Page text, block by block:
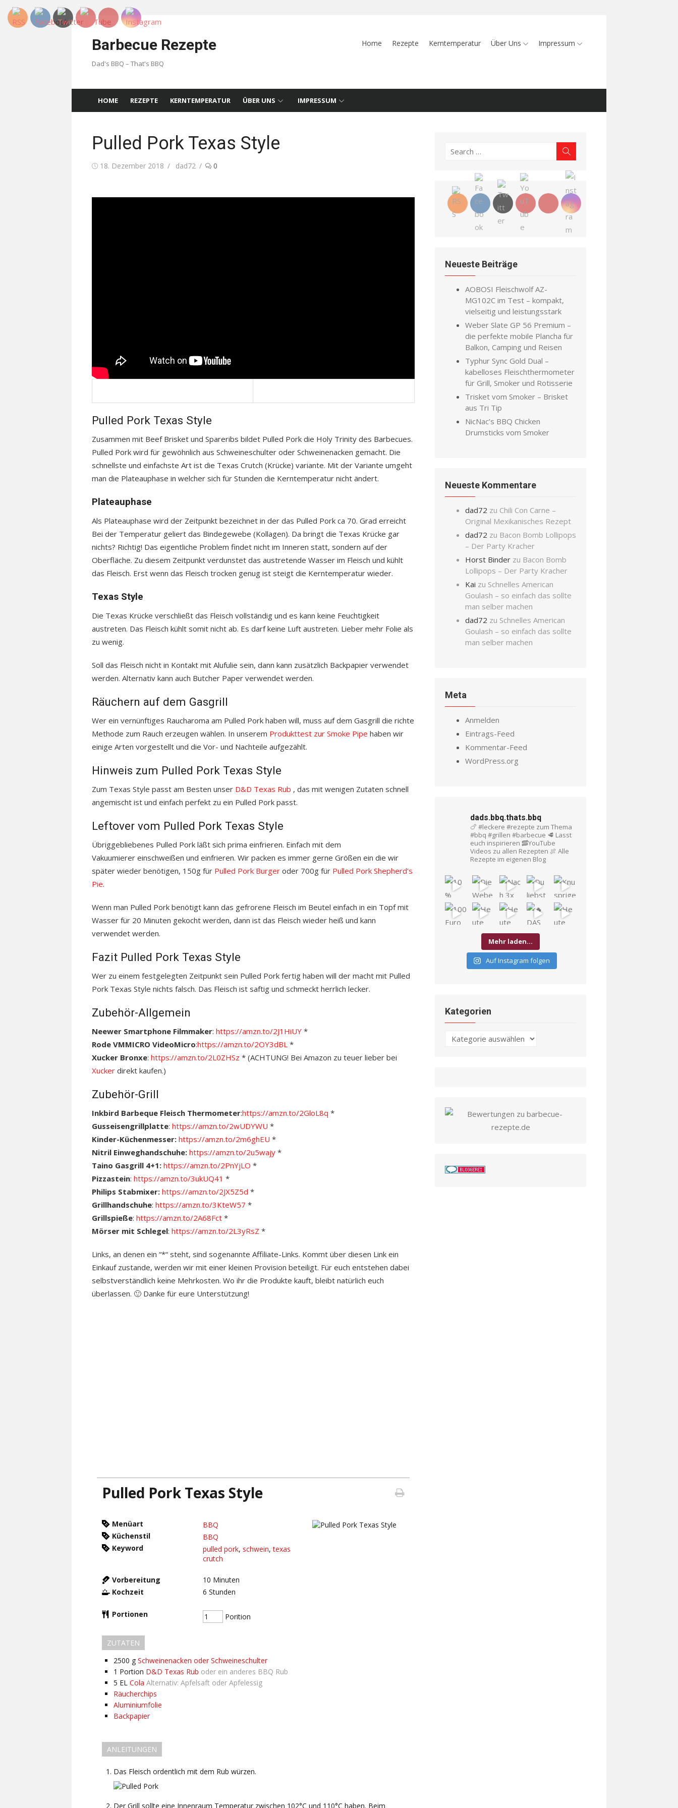
Skip
Barbecue Rezepte
Dad's BBQ – That's BBQ
Home Rezepte Kerntemperatur Über Uns Impressum
HOME REZEPTE KERNTEMPERATUR ÜBER UNS IMPRESSUM
Pulled Pork Texas Style
Posted
18. Dezember 2018 Author
dad72 0
Pulled Pork Texas Style
Zusammen mit Beef Brisket und Spareribs bildet Pulled Pork die Holy Trinity des Barbecues.
Pulled Pork wird für gewöhnlich aus Schweineschulter oder Schweinenacken gemacht. Die
schnellste und einfachste Art ist die Texas Crutch (Krücke) variante. Mit der Variante umgeht
man die Plateauphase in welcher sich für Stunden die Kerntemperatur nicht ändert.
Plateauphase
Als Plateauphase wird der Zeitpunkt bezeichnet in der das Pulled Pork ca 70. Grad erreicht
Bei der Temperatur geliert das Bindegewebe (Kollagen). Da bringt die Texas Krücke gar
nichts? Richtig! Das eigentliche Problem findet nicht im Inneren statt, sondern auf der
Oberfläche. Zu diesem Zeitpunkt verdunstet das austretende Wasser im Fleisch und kühlt
das Fleisch. Erst wenn das Fleisch trocken genug ist steigt die Kerntemperatur wieder.
Texas Style
Die Texas Krücke verschließt das Fleisch vollständig und es kann keine Feuchtigkeit
austreten. Das Fleisch kühlt somit nicht ab. Es darf keine Luft austreten. Lieber mehr Folie als
zu wenig.
Soll das Fleisch nicht in Kontakt mit Alufulie sein, dann kann zusätzlich Backpapier verwendet
werden. Alternativ kann auch Butcher Paper verwendet werden.
Räuchern auf dem Gasgrill
Wer ein vernünftiges Raucharoma am Pulled Pork haben will, muss auf dem Gasgrill die richte
Methode zum Rauch erzeugen wählen. In unserem Produkttest zur Smoke Pipe haben wir
einige Arten vorgestellt und die Vor- und Nachteile aufgezählt.
Hinweis zum Pulled Pork Texas Style
Zum Texas Style passt am Besten unser D&D Texas Rub , das mit wenigen Zutaten schnell
angemischt ist und einfach perfekt zu ein Pulled Pork passt.
Leftover vom Pulled Pork Texas Style
Übriggebliebenes Pulled Pork läßt sich prima einfrieren. Einfach mit dem
Vakuumierer einschweißen und einfrieren. Wir packen es immer gerne Größen ein die wir
später wieder benötigen, 150g für Pulled Pork Burger oder 700g für Pulled Pork Shepherd’s
Pie.
Wenn man Pulled Pork benötigt kann das gefrorene Fleisch im Beutel einfach in ein Topf mit
Wasser für 20 Minuten gekocht werden, dann ist das Fleisch wieder heiß und kann
verwendet werden.
Fazit Pulled Pork Texas Style
Wer zu einem festgelegten Zeitpunkt sein Pulled Pork fertig haben will der macht mit Pulled
Pork Texas Style nichts falsch. Das Fleisch ist saftig und schmeckt herrlich lecker.
Zubehör-Allgemein
Neewer Smartphone Filmmaker: https://amzn.to/2J1HiUY *
Rode VMMICRO VideoMicro:https://amzn.to/2OY3dBL *
Xucker Bronxe: https://amzn.to/2L0ZHSz * (ACHTUNG! Bei Amazon zu teuer lieber bei
Xucker direkt kaufen.)
Zubehör-Grill
Inkbird Barbeque Fleisch Thermometer:https://amzn.to/2GloL8q *
Gusseisengrillplatte: https://amzn.to/2wUDYWU *
Kinder-Küchenmesser: https://amzn.to/2m6ghEU *
Nitril Einweghandschuhe: https://amzn.to/2u5wajy *
Taino Gasgrill 4+1: https://amzn.to/2PnYjLO *
Pizzastein: https://amzn.to/3ukUQ41 *
Philips Stabmixer: https://amzn.to/2JX5Z5d *
Grillhandschuhe: https://amzn.to/3KteW57 *
Grillspieße: https://amzn.to/2A68Fct *
Mörser mit Schlegel: https://amzn.to/2L3yRsZ *
Links, an denen ein “*“ steht, sind sogenannte Affiliate-Links. Kommt über diesen Link ein
Einkauf zustande, werden wir mit einer kleinen Provision beteiligt. Für euch entstehen dabei
selbstverständlich keine Mehrkosten. Wo ihr die Produkte kauft, bleibt natürlich euch
überlassen. 🙂 Danke für eure Unterstützung!
Pulled Pork Texas Style
Menüart
BBQ
Küchenstil
BBQ
Keyword
pulled pork, schwein,texas
crutch
Vorbereitung 10 Minuten
Kochzeit
6 Stunden
Portionen Porition
ZUTATEN
2500 g Schweinenacken oder Schweineschulter
1 Portion D&D Texas Rub oder ein anderes BBQ Rub
5 EL Cola Alternativ: Apfelsaft oder Apfelessig
Räucherchips
Aluminiumfolie
Backpapier
ANLEITUNGEN
Das Fleisch ordentlich mit dem Rub würzen.
Der Grill sollte eine Innenraum Temperatur zwischen 102°C und 110°C haben. Beim
Search
Neueste Beiträge
AOBOSI Fleischwolf AZ-
MG102C im Test – kompakt,
vielseitig und leistungsstark
Weber Slate GP 56 Premium –
die perfekte mobile Plancha für
Balkon, Camping und Reisen
Typhur Sync Gold Dual –
kabelloses Fleischthermometer
für Grill, Smoker und Rotisserie
Trisket vom Smoker – Brisket
aus Tri Tip
NicNac’s BBQ Chicken
Drumsticks vom Smoker
Neueste Kommentare
dad72 zu Chili Con Carne –
Original Mexikanisches Rezept
dad72 zu Bacon Bomb Lollipops
– Der Party Kracher
Horst Binder zu Bacon Bomb
Lollipops – Der Party Kracher
Kai zu Schnelles American
Goulash – so einfach das sollte
man selber machen
dad72 zu Schnelles American
Goulash – so einfach das sollte
man selber machen
Meta
Anmelden
Eintrags-Feed
Kommentar-Feed
WordPress.org
dads.bbq.thats.bbq
🍗 #leckere #rezepte zum Thema
#bbq #grillen #barbecue 🥩 Lasst
euch inspirieren 🥓YouTube
Videos zu allen Rezepten 🍖 Alle
Rezepte im eigenen Blog
Mehr laden…
Auf Instagram folgen
Kategorien
Kategorien